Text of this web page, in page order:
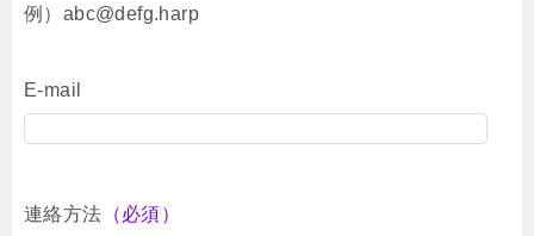
例）abc@defg.harp
E-mail
連絡方法 （必須）